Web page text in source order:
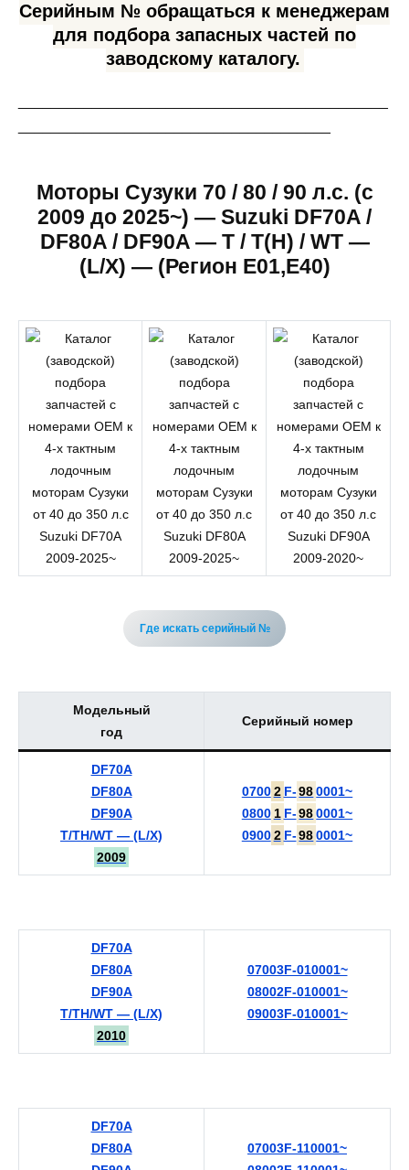
Серийным № обращаться к менеджерам
для подбора запасных частей по
заводскому каталогу.
Моторы Сузуки 70 / 80 / 90 л.с. (c
2009 до 2025~) — Suzuki DF70A /
DF80A / DF90A — T / T(H) / WT —
(L/X) — (Регион E01,E40)
Suzuki DF70A
2009-2025~
Suzuki DF80A
2009-2025~
Suzuki DF90A
2009-2020~
Где искать серийный №
Модельный
год
Серийный номер
DF70A
DF80A
DF90A
T/TH/WT — (L/X)
2009
0700 2 F-98 0001~
0800 1 F-98 0001~
0900 2 F-98 0001~
DF70A
DF80A
DF90A
T/TH/WT — (L/X)
2010
07003F-010001~
08002F-010001~
09003F-010001~
DF70A
DF80A
07003F-110001~